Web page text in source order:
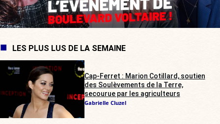
LES PLUS LUS DE LA SEMAINE
Cap-Ferret : Marion Cotillard, soutien
des Soulèvements de la Terre,
secourue par les agriculteurs
Gabrielle Cluzel